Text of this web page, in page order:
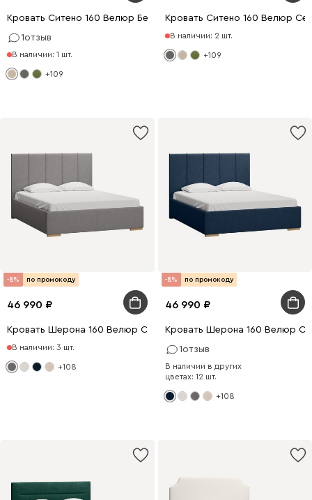
Кровать Ситено 160 Велюр Бежевый
1отзыв
В наличии: 1 шт.
+109
Кровать Ситено 160 Велюр
В наличии: 2 шт.
+109
-8% по промокоду
46 990
Кровать Шерона 160 Велюр Серый
В наличии: 3 шт.
+108
-8% по промокоду
46 990
Кровать Шерона 160 Велюр
1отзыв
В наличии в других
цветах: 12 шт.
+108